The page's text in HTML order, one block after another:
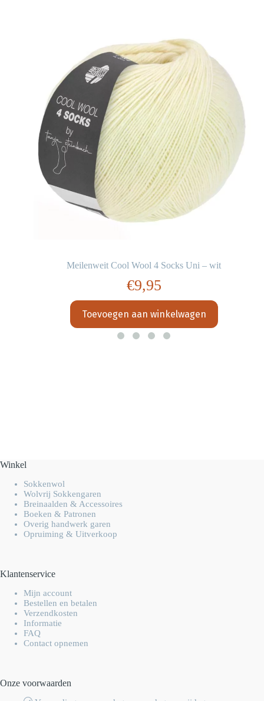
Meilenweit Cool Wool 4 Socks Uni – wit
€9,95
Toevoegen aan winkelwagen
Winkel
Sokkenwol
Wolvrij Sokkengaren
Breinaalden & Accessoires
Boeken & Patronen
Overig handwerk garen
Opruiming & Uitverkoop
Klantenservice
Mijn account
Bestellen en betalen
Verzendkosten
Informatie
FAQ
Contact opnemen
Onze voorwaarden